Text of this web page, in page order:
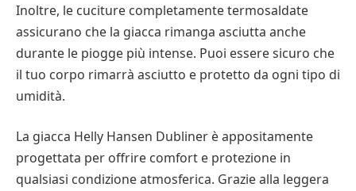
Inoltre, le cuciture completamente termosaldate
assicurano che la giacca rimanga asciutta anche
durante le piogge più intense. Puoi essere sicuro che
il tuo corpo rimarrà asciutto e protetto da ogni tipo di
umidità.
La giacca Helly Hansen Dubliner è appositamente
progettata per offrire comfort e protezione in
qualsiasi condizione atmosferica. Grazie alla leggera